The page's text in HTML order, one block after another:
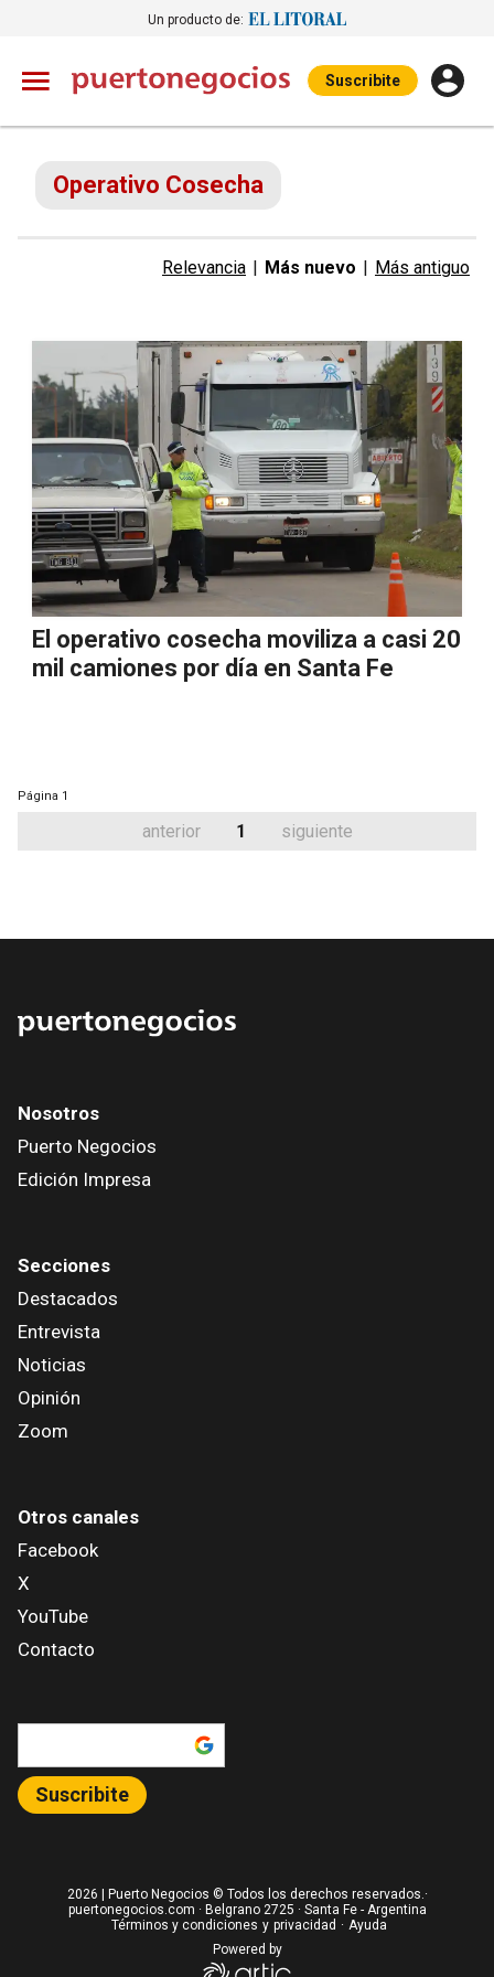
Un producto de:
Suscribite
Operativo Cosecha
Relevancia | Más nuevo | Más antiguo
El operativo cosecha moviliza a casi 20
mil camiones por día en Santa Fe
Página 1
anterior 1 siguiente
Nosotros
Puerto Negocios
Edición Impresa
Secciones
Destacados
Entrevista
Noticias
Opinión
Zoom
Otros canales
Facebook
X
YouTube
Contacto
Suscribite
2026 | Puerto Negocios © Todos los derechos reservados.·
puertonegocios.com · Belgrano 2725 · Santa Fe - Argentina
Términos y condiciones y privacidad · Ayuda
Powered by